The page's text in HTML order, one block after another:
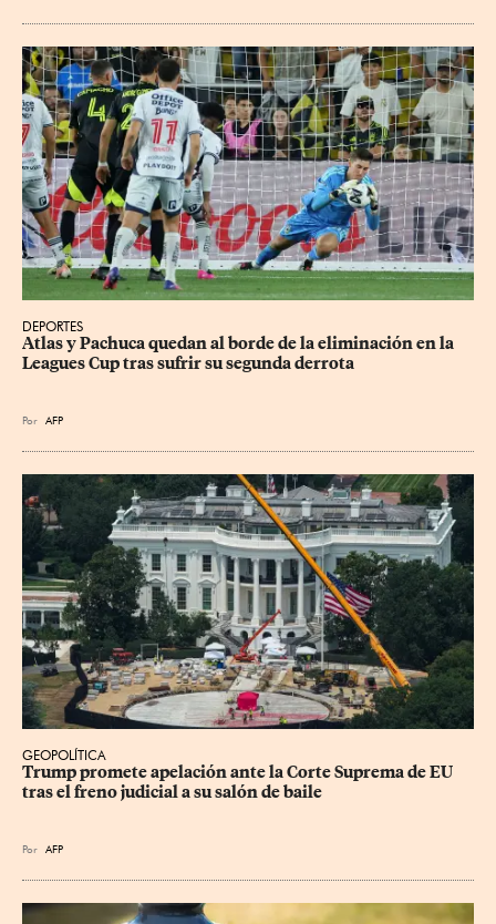
DEPORTES
Atlas y Pachuca quedan al borde de la eliminación en la
Leagues Cup tras sufrir su segunda derrota
Por AFP
GEOPOLÍTICA
Trump promete apelación ante la Corte Suprema de EU
tras el freno judicial a su salón de baile
Por AFP